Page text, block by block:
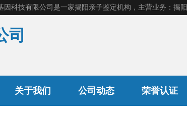
司
关于我们 公司动态 荣誉认证
产前胎